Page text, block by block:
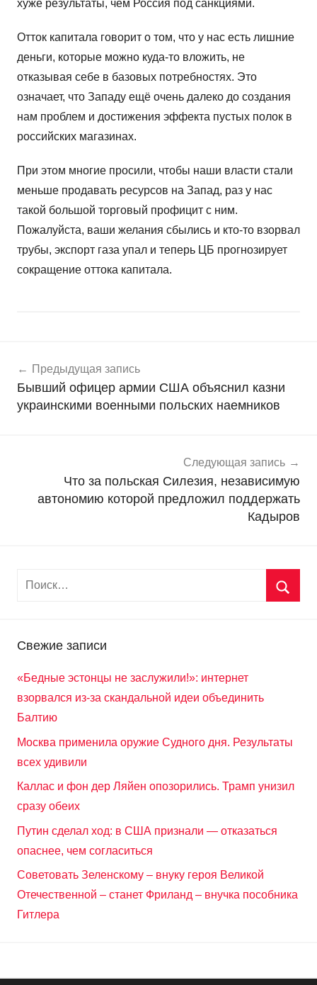
хуже результаты, чем Россия под санкциями.
Отток капитала говорит о том, что у нас есть лишние
деньги, которые можно куда-то вложить, не
отказывая себе в базовых потребностях. Это
означает, что Западу ещё очень далеко до создания
нам проблем и достижения эффекта пустых полок в
российских магазинах.
При этом многие просили, чтобы наши власти стали
меньше продавать ресурсов на Запад, раз у нас
такой большой торговый профицит с ним.
Пожалуйста, ваши желания сбылись и кто-то взорвал
трубы, экспорт газа упал и теперь ЦБ прогнозирует
сокращение оттока капитала.
о
в
о
по
записям
Предыдущая запись
Бывший офицер армии США объяснил казни
украинскими военными польских наемников
Следующая запись
Что за польская Силезия, независимую
автономию которой предложил поддержать
Кадыров
Свежие записи
«Бедные эстонцы не заслужили!»: интернет
взорвался из-за скандальной идеи объединить
Балтию
Москва применила оружие Судного дня. Результаты
всех удивили
Каллас и фон дер Ляйен опозорились. Трамп унизил
сразу обеих
Путин сделал ход: в США признали — отказаться
опаснее, чем согласиться
Советовать Зеленскому – внуку героя Великой
Отечественной – станет Фриланд – внучка пособника
Гитлера